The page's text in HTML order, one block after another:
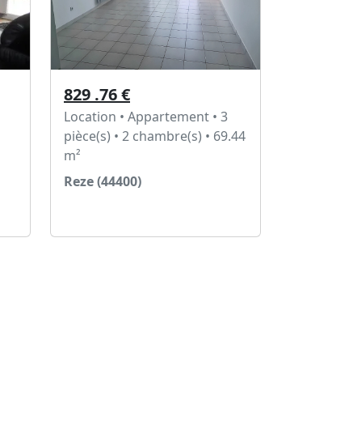
829 .76 €
Location • Appartement • 3
pièce(s) • 2 chambre(s) • 69.44
m²
Reze (44400)